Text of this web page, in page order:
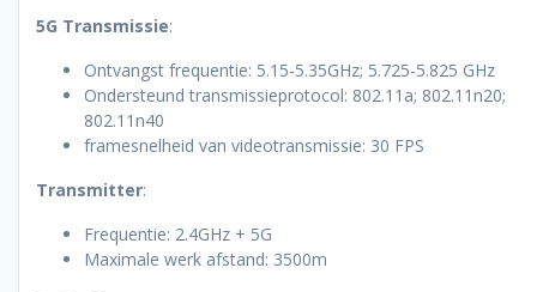
5G Transmissie:
Ontvangst frequentie: 5.15-5.35GHz; 5.725-5.825 GHz
Ondersteund transmissieprotocol: 802.11a; 802.11n20;
802.11n40
framesnelheid van videotransmissie: 30 FPS
Transmitter:
Frequentie: 2.4GHz + 5G
Maximale werk afstand: 3500m